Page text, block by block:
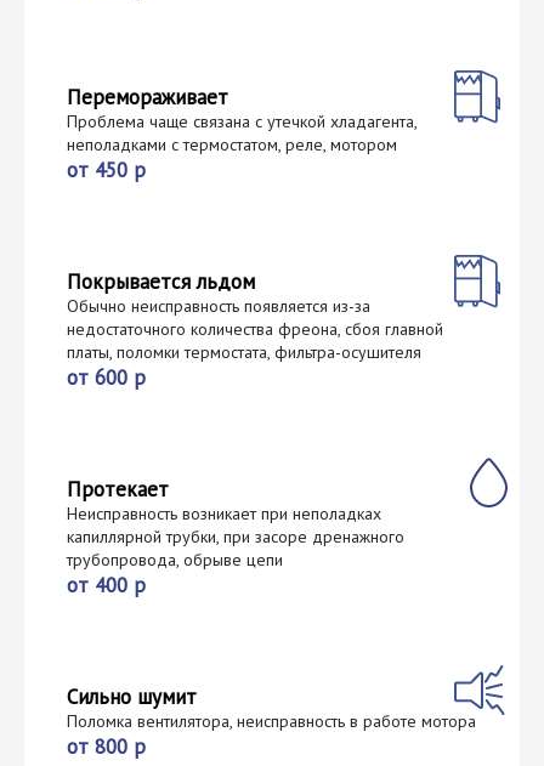
Перемораживает
Проблема чаще связана с утечкой хладагента,
неполадками с термостатом, реле, мотором
от 450 р
Покрывается льдом
Обычно неисправность появляется из-за
недостаточного количества фреона, сбоя главной
платы, поломки термостата, фильтра-осушителя
от 600 р
Протекает
Неисправность возникает при неполадках
капиллярной трубки, при засоре дренажного
трубопровода, обрыве цепи
от 400 р
Сильно шумит
Поломка вентилятора, неисправность в работе мотора
от 800 р